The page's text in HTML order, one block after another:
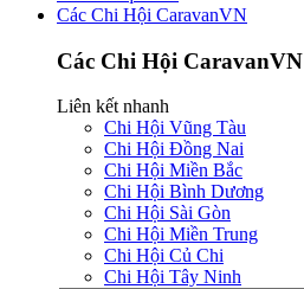
Các Chi Hội CaravanVN
Các Chi Hội CaravanVN
Liên kết nhanh
Chi Hội Vũng Tàu
Chi Hội Đồng Nai
Chi Hội Miền Bắc
Chi Hội Bình Dương
Chi Hội Sài Gòn
Chi Hội Miền Trung
Chi Hội Củ Chi
Chi Hội Tây Ninh